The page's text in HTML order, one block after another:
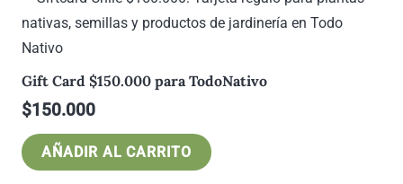
Gift Card $150.000 para TodoNativo
$150.000
AÑADIR AL CARRITO